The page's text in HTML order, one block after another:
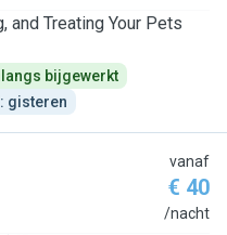
and Treating Your Pets
bijgewerkt
gisteren
vanaf
€ 40
/nacht